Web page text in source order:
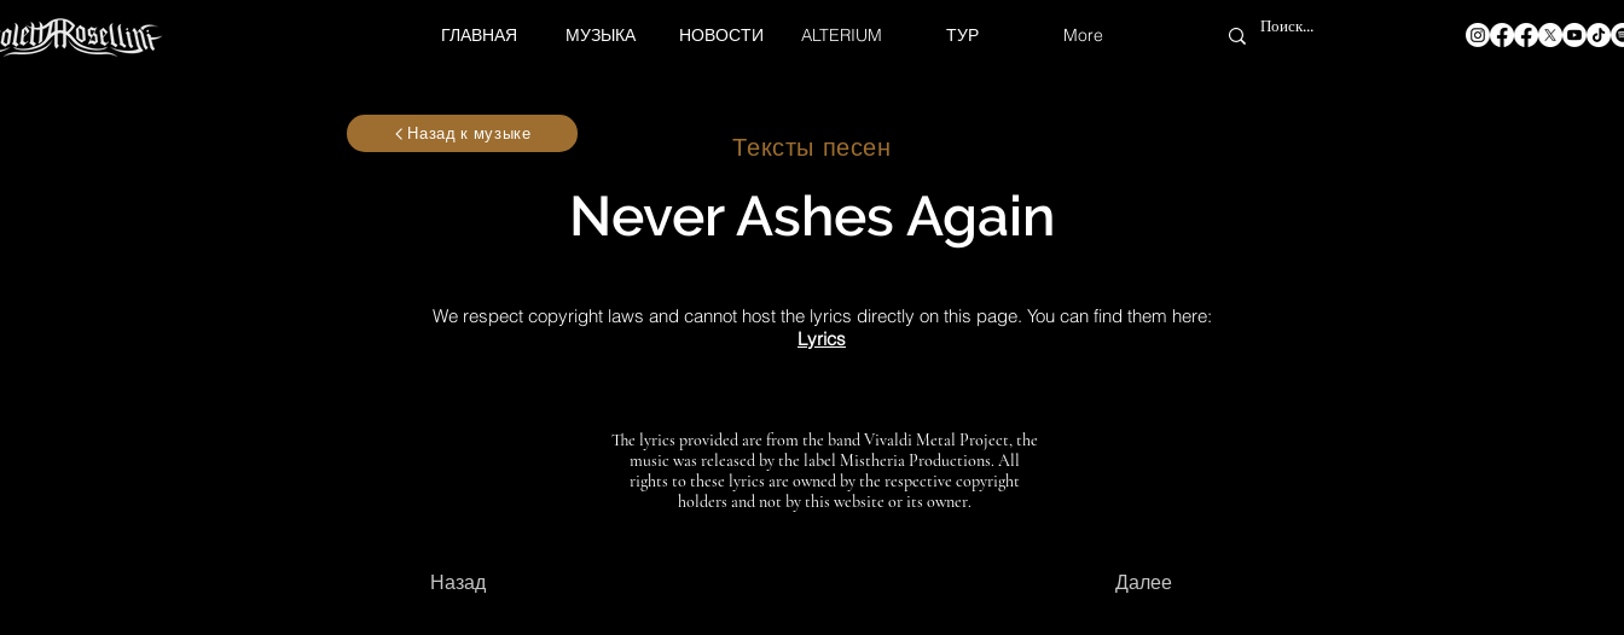
ГЛАВНАЯ МУЗЫКА НОВОСТИ ALTERIUM ТУР More
Назад к музыке Тексты песен
Never Ashes Again
We respect copyright laws and cannot host the lyrics directly on this page. You can find them here:
Lyrics
The lyrics provided are from the band Vivaldi Metal Project, the
music was released by the label Mistheria Productions. All
rights to these lyrics are owned by the respective copyright
holders and not by this website or its owner.
Назад Далее